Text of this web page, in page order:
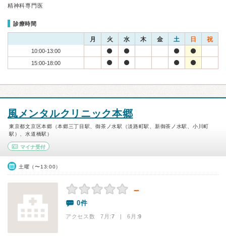
精神科専門医
診療時間
月 火 水 木 金 土 日 祝
10:00-13:00
15:00-18:00
風メンタルクリニック本郷
東京都文京区本郷（本郷三丁目駅、御茶ノ水駅（淡路町駅、新御茶ノ水駅、小川町
駅）、水道橋駅）
マイナ受付
土曜（〜13:00）
－
0件
アクセス数 7月:7 | 6月:9